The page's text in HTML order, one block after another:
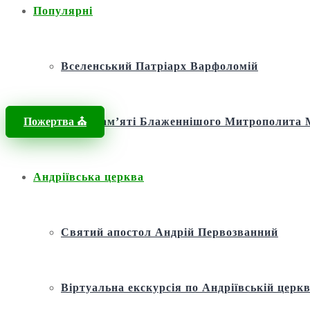
Популярні
Вселенський Патріарх Варфоломій
Фонд пам’яті Блаженнішого
Андріївська церква
Святий апостол Андрій Первозванний
Віртуальна екскурсія по Андріївській
Пожертва ⛪️